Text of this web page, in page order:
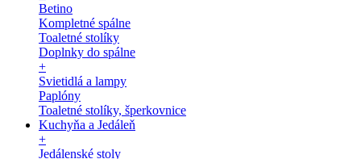
Betino
Kompletné spálne
Toaletné stolíky
Doplnky do spálne
+
Svietidlá a lampy
Paplóny
Toaletné stolíky, šperkovnice
Kuchyňa a Jedáleň
+
Jedálenské stoly